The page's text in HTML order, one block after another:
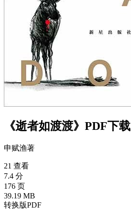
《逝者如渡渡》PDF下载
申赋渔著
21 查看
7.4 分
176 页
39.19 MB
转换版PDF